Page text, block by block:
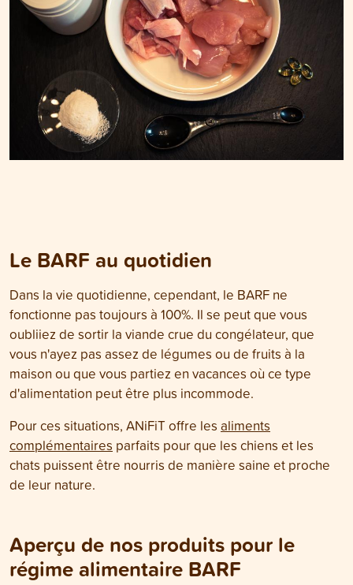
Le BARF au quotidien
Dans la vie quotidienne, cependant, le BARF ne
fonctionne pas toujours à 100%. Il se peut que vous
oubliiez de sortir la viande crue du congélateur, que
vous n'ayez pas assez de légumes ou de fruits à la
maison ou que vous partiez en vacances où ce type
d'alimentation peut être plus incommode.
Pour ces situations, ANiFiT offre les aliments
complémentaires parfaits pour que les chiens et les
chats puissent être nourris de manière saine et proche
de leur nature.
Aperçu de nos produits pour le
régime alimentaire BARF